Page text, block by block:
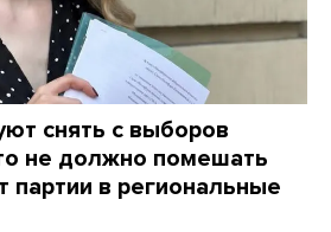
снять с выборов
не должно помешать
партии в региональные